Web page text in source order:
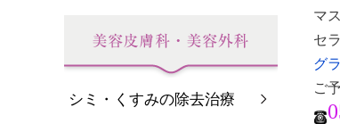
マ
セ
グ
ご
シミ・くすみの除去治療